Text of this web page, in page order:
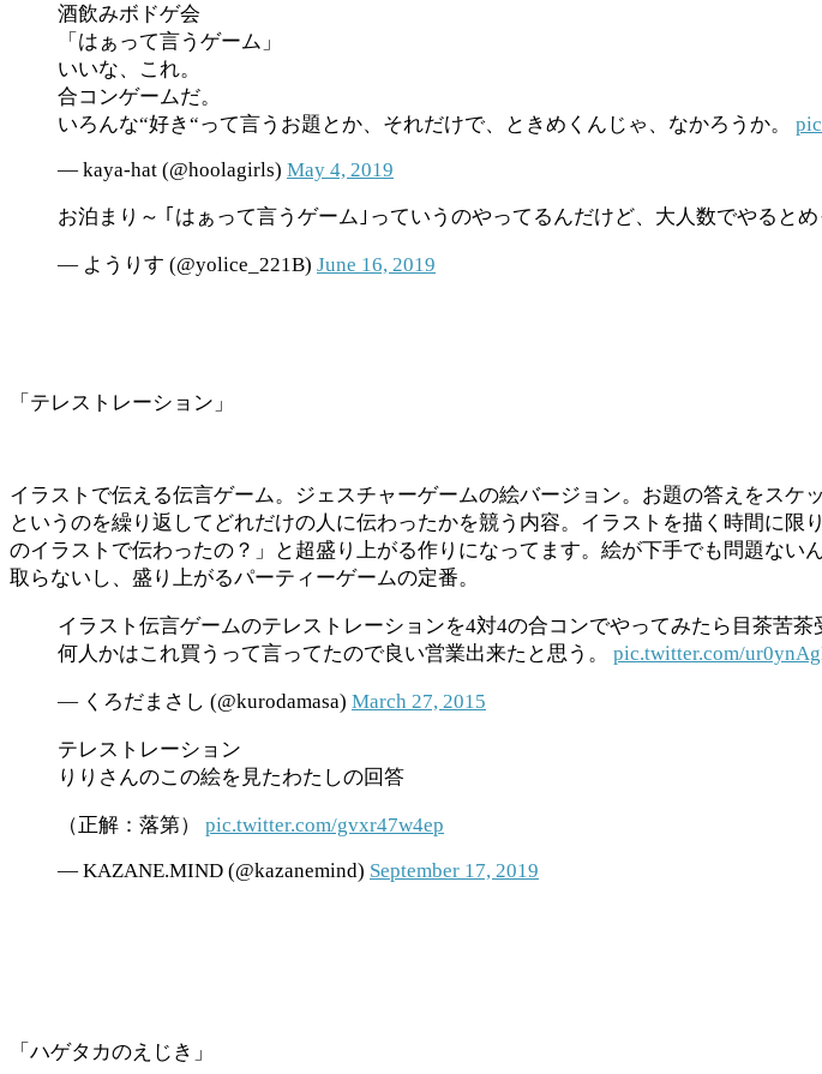
酒飲みボドゲ会
「はぁって言うゲーム」
いいな、これ。
合コンゲームだ。
いろんな“好き“って言うお題とか、それだけで、ときめくんじゃ、なかろうか。
— kaya-hat (@hoolagirls) May 4, 2019
お泊まり～ ｢はぁって言うゲーム｣っていうのやってるんだけど、大人数でやると
— ようりす︎︎︎︎ (@yolice_221B) June 16, 2019
「テレストレーション」
イラストで伝える伝言ゲーム。ジェスチャーゲームの絵バージョン。お題の答えをス
というのを繰り返してどれだけの人に伝わったかを競う内容。イラストを描く時間に
のイラストで伝わったの？」と超盛り上がる作りになってます。絵が下手でも問題な
取らないし、盛り上がるパーティーゲームの定番。
イラスト伝言ゲームのテレストレーションを4対4の合コンでやってみたら目茶苦
何人かはこれ買うって言ってたので良い営業出来たと思う。 pic.twitter.com/
— くろだまさし (@kurodamasa) March 27, 2015
テレストレーション
りりさんのこの絵を見たわたしの回答
（正解：落第） pic.twitter.com/gvxr47w4ep
— KAZANE.MIND (@kazanemind) September 17, 2019
「ハゲタカのえじき」